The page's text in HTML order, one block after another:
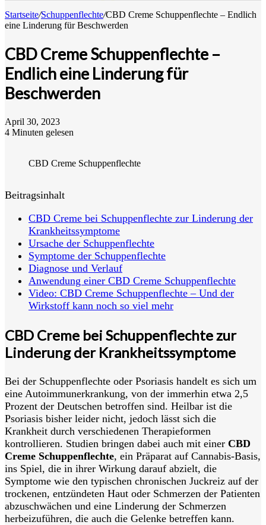
Startseite/Schuppenflechte/CBD Creme Schuppenflechte – Endlich
eine Linderung für Beschwerden
CBD Creme Schuppenflechte –
Endlich eine Linderung für
Beschwerden
April 30, 2023
4 Minuten gelesen
CBD Creme Schuppenflechte
Beitragsinhalt
CBD Creme bei Schuppenflechte zur Linderung der
Krankheitssymptome
Ursache der Schuppenflechte
Symptome der Schuppenflechte
Diagnose und Verlauf
Anwendung einer CBD Creme Schuppenflechte
Video: CBD Creme Schuppenflechte – Und der
Wirkstoff kann noch so viel mehr
CBD Creme bei Schuppenflechte zur
Linderung der Krankheitssymptome
Bei der Schuppenflechte oder Psoriasis handelt es sich um
eine Autoimmunerkrankung, von der immerhin etwa 2,5
Prozent der Deutschen betroffen sind. Heilbar ist die
Psoriasis bisher leider nicht, jedoch lässt sich die
Krankheit durch verschiedenen Therapieformen
kontrollieren. Studien bringen dabei auch mit einer CBD
Creme Schuppenflechte, ein Präparat auf Cannabis-Basis,
ins Spiel, die in ihrer Wirkung darauf abzielt, die
Symptome wie den typischen chronischen Juckreiz auf der
trockenen, entzündeten Haut oder Schmerzen der Patienten
abzuschwächen und eine Linderung der Schmerzen
herbeizuführen, die auch die Gelenke betreffen kann.